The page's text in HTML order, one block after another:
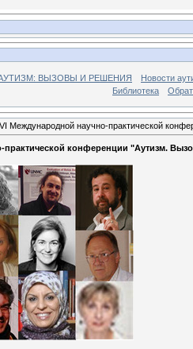
АУТИЗМ: ВЫЗОВЫ И РЕШЕНИЯ
Новости
Библиотека
Международной научно-практической
конференции "Аутизм.